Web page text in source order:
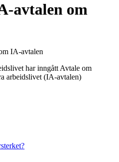
avtalen om
IA-avtalen
har inngått Avtale om
arbeidslivet (IA-avtalen)